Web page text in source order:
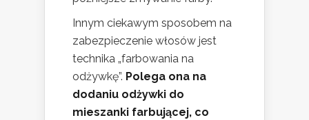
Innym ciekawym sposobem na
zabezpieczenie włosów jest
technika „farbowania na
odżywkę”. Polega ona na
dodaniu odżywki do
mieszanki farbującej, co